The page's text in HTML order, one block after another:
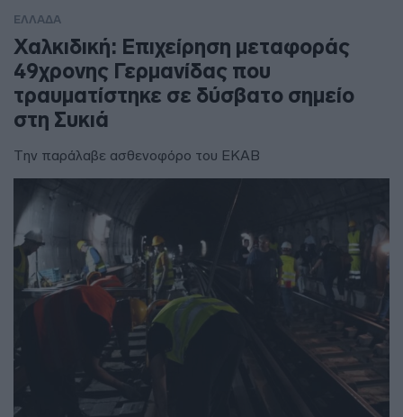
ΕΛΛΑΔΑ
Χαλκιδική: Επιχείρηση μεταφοράς
49χρονης Γερμανίδας που
τραυματίστηκε σε δύσβατο σημείο
στη Συκιά
Την παράλαβε ασθενοφόρο του ΕΚΑΒ